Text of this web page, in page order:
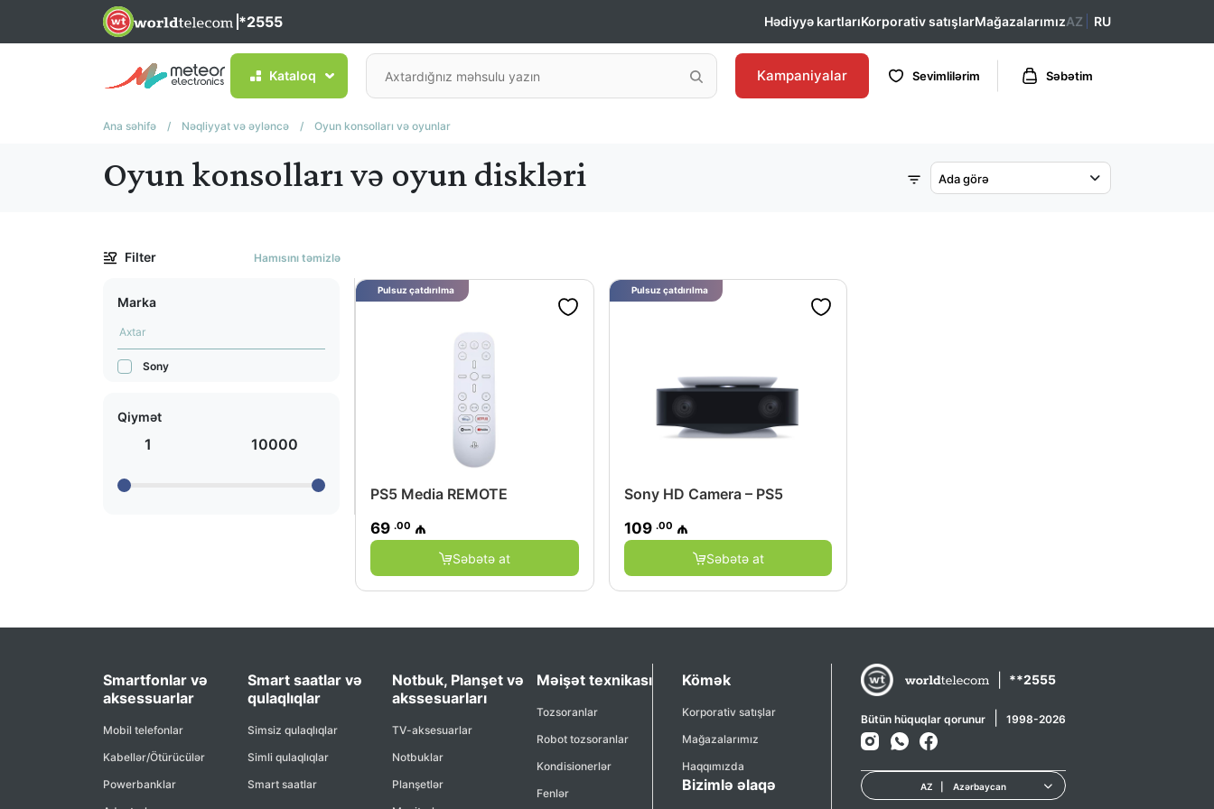
*2555 Hədiyyə kartlarıKorporativ satışlarMağazalarımızAZ RU
Kataloq Kampaniyalar Sevimlilərim Səbətim
Ana səhifə / Nəqliyyat və əyləncə / Oyun konsolları və oyunlar
Oyun konsolları və oyun diskləri Ada görə
Filter Hamısını təmizlə
Marka
Sony
Qiymət
1 10000
PS5 Media REMOTE
69 .00 ₼
Səbətə at
Pulsuz çatdırılma
Sony HD Camera – PS5
109 .00 ₼
Səbətə at
Pulsuz çatdırılma
Smartfonlar və
aksessuarlar
Mobil telefonlar
Kabellər/Ötürücülər
Powerbanklar
Smart saatlar və
qulaqlıqlar
Simsiz qulaqlıqlar
Simli qulaqlıqlar
Smart saatlar
Notbuk, Planşet və
akssesuarları
TV-aksesuarlar
Notbuklar
Planşetlər
Məişət texnikası
Tozsoranlar
Robot tozsoranlar
Kondisionerlər
Fenlər
Kömək
Korporativ satışlar
Mağazalarımız
Haqqımızda
Bizimlə əlaqə
**2555
Bütün hüquqlar qorunur 1998-2026
AZ Azərbaycan